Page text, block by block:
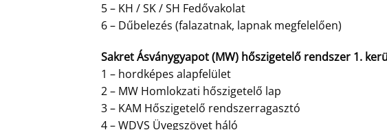
5 – KH / SK / SH Fedővakolat
6 – Dűbelezés (falazatnak, lapnak megfelelően)
Sakret Ásványgyapot (MW) hőszigetelő rendszer 1.
1 – hordképes alapfelület
2 – MW Homlokzati hőszigetelő lap
3 – KAM Hőszigetelő rendszerragasztó
4 – WDVS Üvegszövet háló